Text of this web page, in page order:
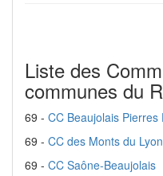
Liste des
communes du
69 - CC Beaujolais Pierres
69 - CC des Monts du
69 - CC Saône-Beaujolais